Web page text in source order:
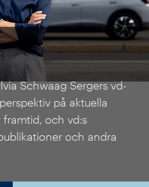
Schwaag Sergers vd-
på aktuella
och vd:s
och andra